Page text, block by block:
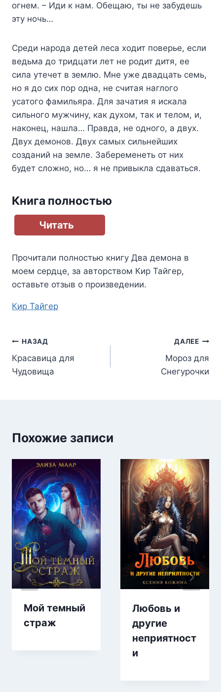
огнем. – Иди к нам. Обещаю, ты не забудешь
эту ночь…
Среди народа детей леса ходит поверье, если
ведьма до тридцати лет не родит дитя, ее
сила утечет в землю. Мне уже двадцать семь,
но я до сих пор одна, не считая наглого
усатого фамильяра. Для зачатия я искала
сильного мужчину, как духом, так и телом, и,
наконец, нашла… Правда, не одного, а двух.
Двух демонов. Двух самых сильнейших
созданий на земле. Забеременеть от них
будет сложно, но… я не привыкла сдаваться.
Книга полностью
Читать
Прочитали полностью книгу Два демона в
моем сердце, за авторством Кир Тайгер,
оставьте отзыв о произведении.
Метки
Кир Тайгер
Навигация
по
записям
НАЗАД
Красавица для
Чудовища
ДАЛЕЕ
Мороз для
Снегурочки
Похожие записи
Мой темный
страж
Любовь и
другие
неприятност
и